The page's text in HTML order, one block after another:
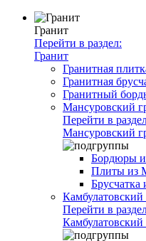
Гранит
Перейти в раздел:
Гранит
Гранитная
Гранитная
Гранитный
Мансуровский
Перейти в
Мансуровский
Бордюры
Плиты из
Брусчатка
Камбулатовский
Перейти в
Камбулатовский